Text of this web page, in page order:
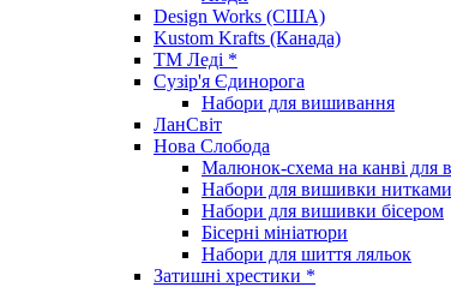
Design Works (США)
Kustom Krafts (Канада)
ТМ Леді *
Сузір'я Єдинорога
Набори для вишивання
ЛанСвіт
Нова Слобода
Малюнок-схема на канві для
Набори для вишивки нитками
Набори для вишивки бісером
Бісерні мініатюри
Набори для шиття ляльок
Затишні хрестики *